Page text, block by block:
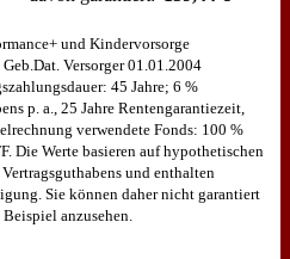
und Kindervorsorge
Versorger 01.01.2004
45 Jahre; 6 %
p. a., 25 Jahre Rentengarantiezeit,
verwendete Fonds: 100 %
Die Werte basieren auf hypothetischen
und enthalten
Sie können daher nicht garantiert
anzusehen.